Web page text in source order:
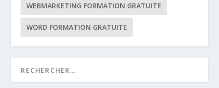
WEBMARKETING FORMATION GRATUITE
WORD FORMATION GRATUITE